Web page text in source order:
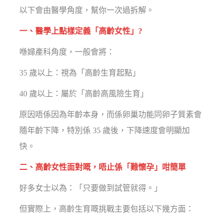
以下會由醫學角度，幫你一次過拆解。
一、醫學上點樣定義「高齡女性」?
喺婦產科角度，一般會將：
35 歲以上：視為「高齡生育起點」
40 歲以上：屬於「高齡高風險生育」
原因唔係因為年齡本身，而係卵巢功能同卵子質素會
隨年齡下降，特別係 35 歲後，下降速度會明顯加
快。
二、高齡女性面對嘅，唔止係「難懷孕」咁簡單
好多女士以為：「只要做到試管就得。」
但實際上，高齡生育嘅挑戰主要包括以下幾方面：